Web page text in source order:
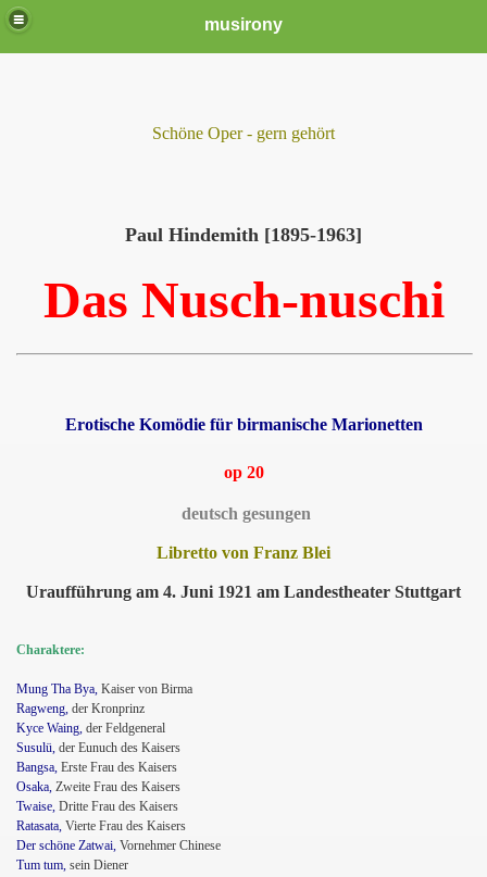
musirony
Schöne Oper - gern gehört
Paul Hindemith [1895-1963]
Das Nusch-nuschi
Erotische Komödie für birmanische Marionetten
op 20
deutsch gesungen
Libretto von Franz Blei
Uraufführung am 4. Juni 1921 am Landestheater Stuttgart
Charaktere:
Mung Tha Bya, Kaiser von Birma
Ragweng, der Kronprinz
Kyce Waing, der Feldgeneral
Susulü, der Eunuch des Kaisers
Bangsa, Erste Frau des Kaisers
Osaka, Zweite Frau des Kaisers
Twaise, Dritte Frau des Kaisers
Ratasata, Vierte Frau des Kaisers
Der schöne Zatwai, Vornehmer Chinese
Tum tum, sein Diener